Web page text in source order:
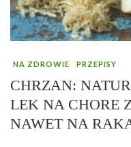
NA ZDROWIE PRZEPISY
CHRZAN:
LEK NA CHORE
NAWET NA